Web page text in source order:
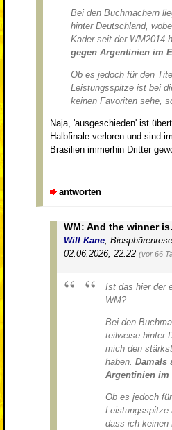
Bei den Buchmachern
hinter Deutschland,
Kader seit der WM2014
gegen Argentinien im
Ob es jedoch für den
Leistungsspitze ist bei
keinen Favoriten sehe,
Naja, 'ausgeschieden' ist
Halbfinale verloren und sind
Brasilien immerhin Dritter
antworten
WM: And the winner
Will Kane
02.06.2026, 22:22 (vor 66
Ist das hier der
WM?
Bei den
teilweise hinter
mich den
haben. Damals
Argentinien im
Ob es jedoch
Leistungsspitze
dass ich keinen